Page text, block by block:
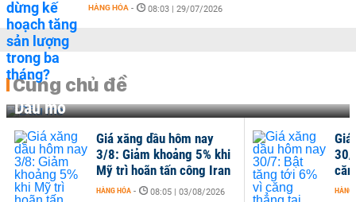
HÀNG HÓA - 08:03 | 29/07/2026
Cùng chủ đề
Dầu mỏ
Giá xăng dầu hôm nay
3/8: Giảm khoảng 5% khi
Mỹ trì hoãn tấn công Iran
HÀNG HÓA - 08:05 | 03/08/2026
Giá
30/
HÀNG